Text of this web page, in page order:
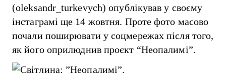
(oleksandr_turkevych) опублікував у своєму
інстаграмі ще 14 жовтня. Проте фото масово
почали поширювати у соцмережах після того,
як його оприлюднив проєкт “Неопалимі”.